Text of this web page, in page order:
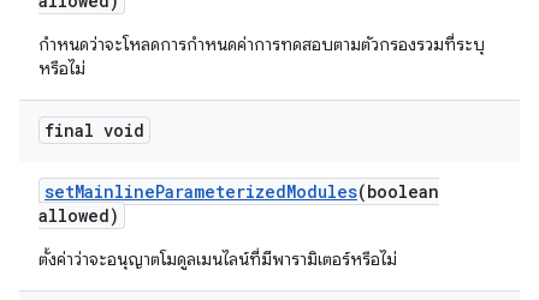
กำหนดว่าจะโหลดการกำหนดค่าการทดสอบตามตัวกรองรวมที่ระบุ
หรือไม่
final void
setMainlineParameterizedModules(boolean
allowed)
ตั้งค่าว่าจะอนุญาตโมดูลเมนไลน์ที่มีพารามิเตอร์หรือไม่